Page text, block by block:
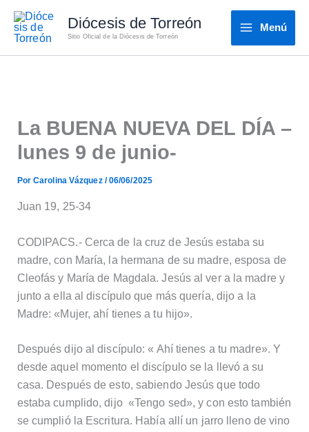
contenido
Diócesis de Torreón
Sitio Oficial de la Diócesis de Torreón
Menú
La BUENA NUEVA DEL DÍA –
lunes 9 de junio-
PorCarolina Vázquez /06/06/2025
Juan 19, 25-34
CODIPACS.- Cerca de la cruz de Jesús estaba su
madre, con María, la hermana de su madre, esposa de
Cleofás y María de Magdala. Jesús al ver a la madre y
junto a ella al discípulo que más quería, dijo a la
Madre: «Mujer, ahí tienes a tu hijo».
Después dijo al discípulo: « Ahí tienes a tu madre». Y
desde aquel momento el discípulo se la llevó a su
casa. Después de esto, sabiendo Jesús que todo
estaba cumplido, dijo «Tengo sed», y con esto también
se cumplió la Escritura. Había allí un jarro lleno de vino